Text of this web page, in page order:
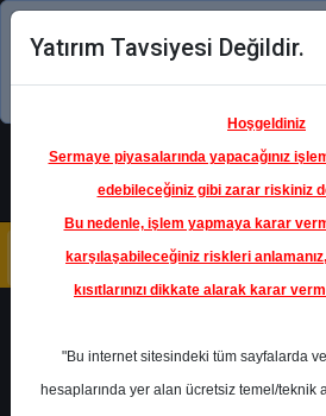
Şimdi uygulamayı
Yatırım Tavsiyesi Değildir.
Hoşgeldiniz
Sermaye piyasalarında yapacağınız
edebileceğiniz gibi zarar riskiniz
Bu nedenle, işlem yapmaya karar
karşılaşabileceğiniz riskleri
kısıtlarınızı dikkate alarak karar
"Bu internet sitesindeki tüm sayfalarda
hesaplarında yer alan ücretsiz temel/teknik